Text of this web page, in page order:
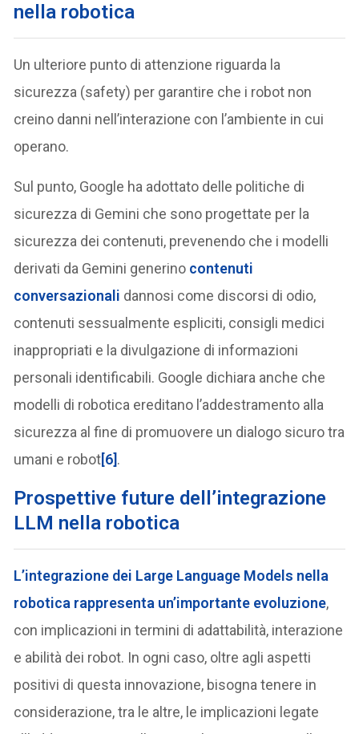
nella robotica
Un ulteriore punto di attenzione riguarda la
sicurezza (safety) per garantire che i robot non
creino danni nell’interazione con l’ambiente in cui
operano.
Sul punto, Google ha adottato delle politiche di
sicurezza di Gemini che sono progettate per la
sicurezza dei contenuti, prevenendo che i modelli
derivati da Gemini generino contenuti
conversazionali dannosi come discorsi di odio,
contenuti sessualmente espliciti, consigli medici
inappropriati e la divulgazione di informazioni
personali identificabili. Google dichiara anche che
modelli di robotica ereditano l’addestramento alla
sicurezza al fine di promuovere un dialogo sicuro tra
umani e robot[6].
Prospettive future dell’integrazione
LLM nella robotica
L’integrazione dei Large Language Models nella
robotica rappresenta un’importante evoluzione,
con implicazioni in termini di adattabilità, interazione
e abilità dei robot. In ogni caso, oltre agli aspetti
positivi di questa innovazione, bisogna tenere in
considerazione, tra le altre, le implicazioni legate